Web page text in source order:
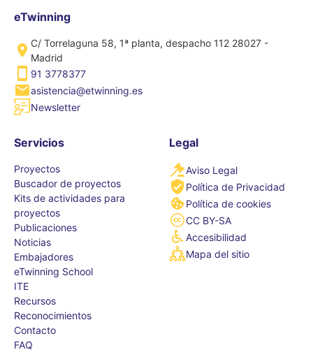
eTwinning
C/ Torrelaguna 58, 1ª planta, despacho 112 28027 -
Madrid
91 3778377
asistencia@etwinning.es
Newsletter
Servicios
Proyectos
Buscador de proyectos
Kits de actividades para
proyectos
Publicaciones
Noticias
Embajadores
eTwinning School
ITE
Recursos
Reconocimientos
Contacto
FAQ
Legal
Aviso Legal
Política de Privacidad
Política de cookies
CC BY-SA
Accesibilidad
Mapa del sitio